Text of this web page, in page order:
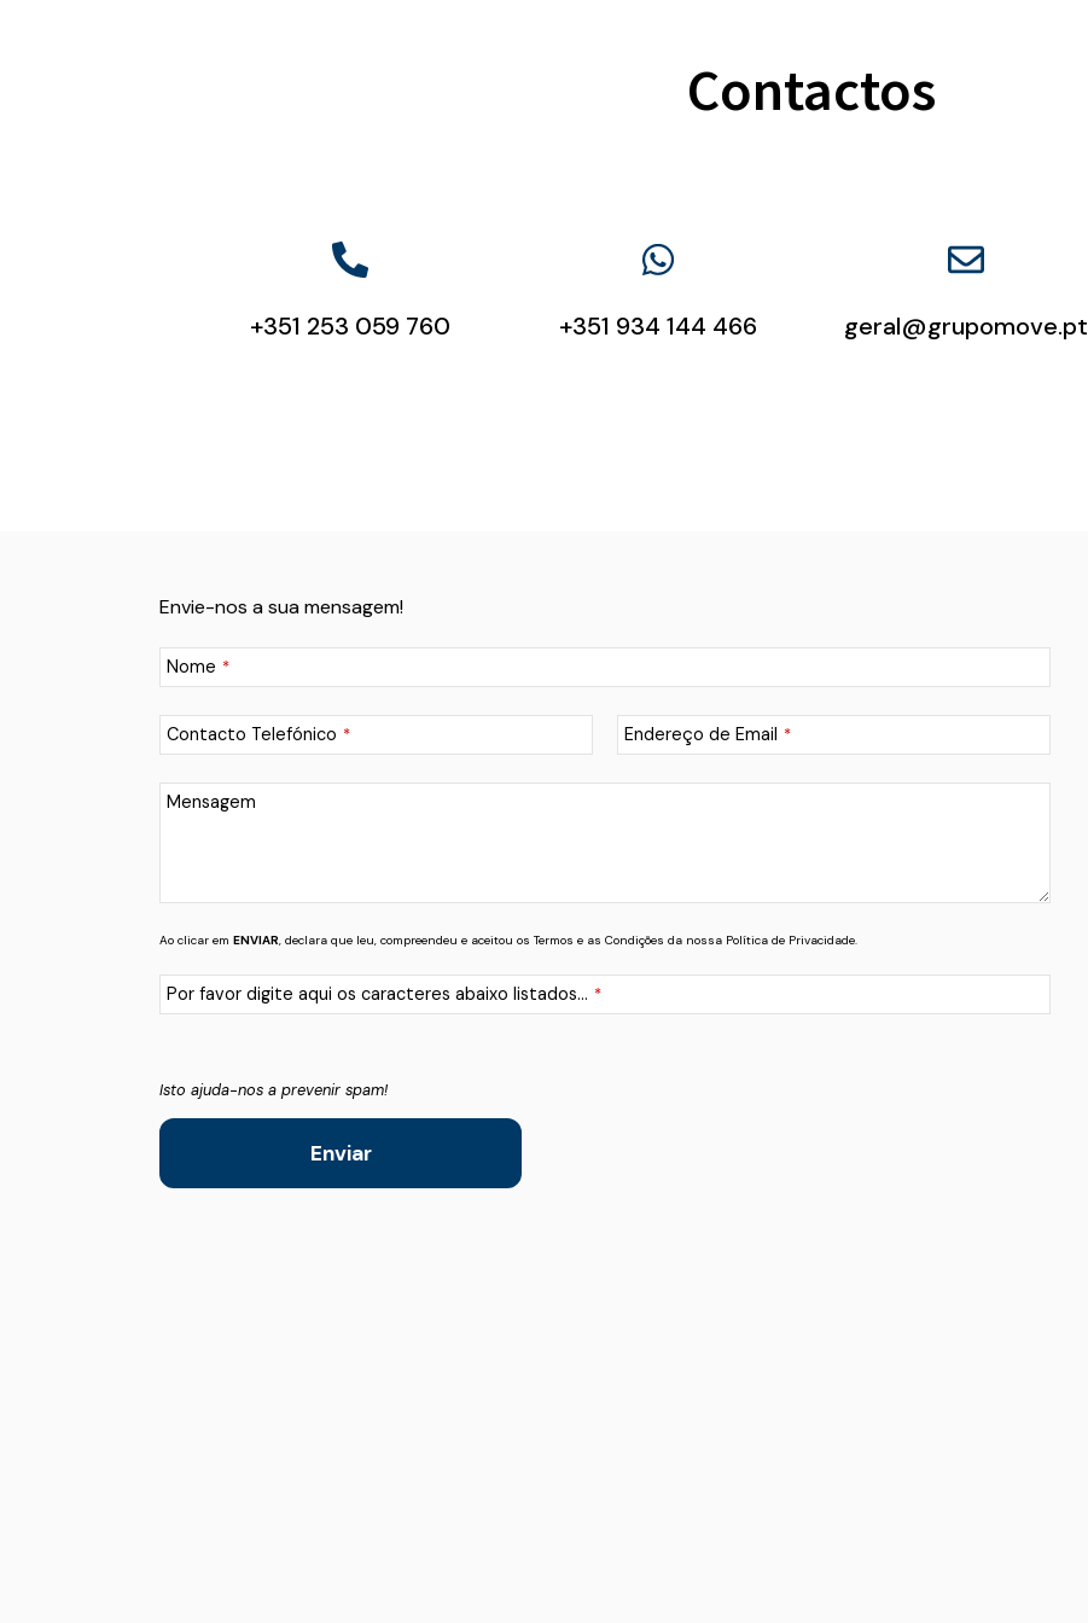
Contactos
+351 253 059 760 +351 934 144 466 geral@grupomove.pt
Envie-nos a sua mensagem!
Nome *
Contacto Telefónico * Endereço de Email *
Mensagem
Ao clicar em ENVIAR, declara que leu, compreendeu e aceitou os Termos e as Condições da nossa Política de Privacidade.
Por favor digite aqui os caracteres abaixo listados... *
Isto ajuda-nos a prevenir spam!
Enviar